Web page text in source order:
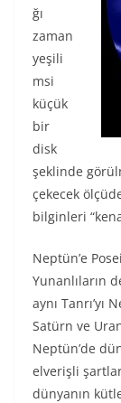
ğı
zaman
yeşili
msi
küçük
bir
disk
şeklinde
çekecek
bilginleri
Neptün’e
Yunanlıların
aynı
Satürn ve
Neptün’de
elverişli
dünyanın